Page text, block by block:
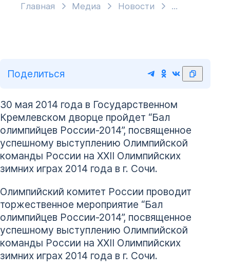
Главная Медиа Новости
Поделиться
30 мая 2014 года в Государственном
Кремлевском дворце пройдет “Бал
олимпийцев России-2014”, посвященное
успешному выступлению Олимпийской
команды России на ХХII Олимпийских
зимних играх 2014 года в г. Сочи.
Олимпийский комитет России проводит
торжественное мероприятие “Бал
олимпийцев России-2014”, посвященное
успешному выступлению Олимпийской
команды России на ХХII Олимпийских
зимних играх 2014 года в г. Сочи.